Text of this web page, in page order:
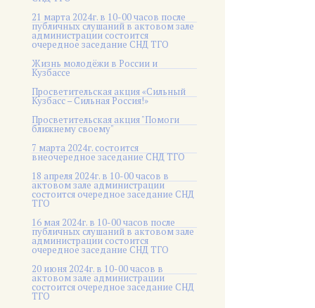
21 марта 2024г. в 10-00 часов после
публичных слушаний в актовом зале
администрации состоится
очередное заседание СНД ТГО
Жизнь молодёжи в России и
Кузбассе
Просветительская акция «Сильный
Кузбасс – Сильная Россия!»
Просветительская акция "Помоги
ближнему своему"
7 марта 2024г. состоится
внеочередное заседание СНД ТГО
18 апреля 2024г. в 10-00 часов в
актовом зале администрации
состоится очередное заседание СНД
ТГО
16 мая 2024г. в 10-00 часов после
публичных слушаний в актовом зале
администрации состоится
очередное заседание СНД ТГО
20 июня 2024г. в 10-00 часов в
актовом зале администрации
состоится очередное заседание СНД
ТГО